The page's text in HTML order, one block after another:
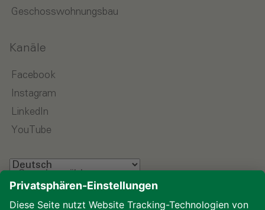
Geschosswohnungsbau
Kanäle
Facebook
Instagram
LinkedIn
YouTube